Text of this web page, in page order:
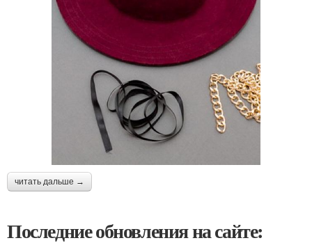
читать дальше →
Последние обновления на сайте: